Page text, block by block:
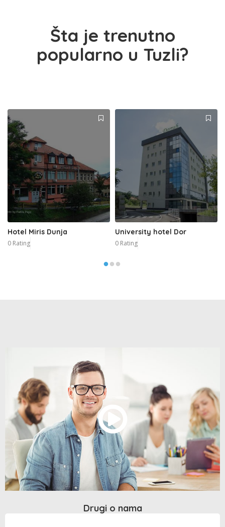
Šta je trenutno
popularno u Tuzli?
Hotel Miris Dunja
0 Rating
University hotel Dor
0 Rating
Drugi o nama